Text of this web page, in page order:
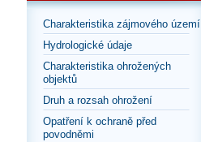
Charakteristika zájmového území
Hydrologické údaje
Charakteristika ohrožených
objektů
Druh a rozsah ohrožení
Opatření k ochraně před
povodněmi